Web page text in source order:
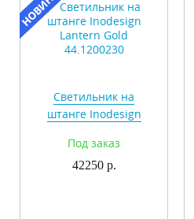
Cветильник на
штанге Inodesign
44.1200230
Под заказ
42250 р.